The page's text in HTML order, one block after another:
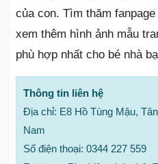
của con. Tìm thăm
xem thêm hình ảnh mẫu
phù hợp nhất cho bé nhà
Thông tin liên hệ
Địa chỉ: E8 Hồ Tùng Mậu,
Nam
Số điện thoại: 0344 227 559